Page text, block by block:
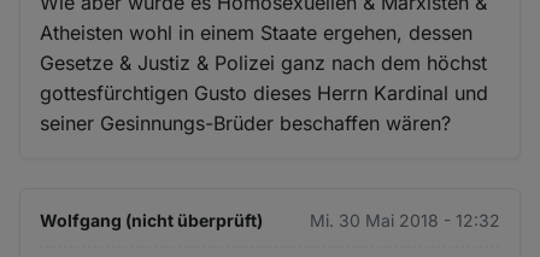
Atheisten wohl in einem Staate ergehen, dessen
Gesetze & Justiz & Polizei ganz nach dem höchst
gottesfürchtigen Gusto dieses Herrn Kardinal und
seiner Gesinnungs-Brüder beschaffen wären?
Wolfgang (nicht überprüft) Mi. 30 Mai 2018 - 12:32